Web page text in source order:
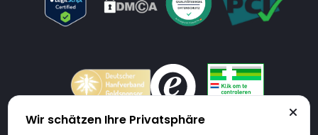
Wir schätzen Ihre Privatsphäre